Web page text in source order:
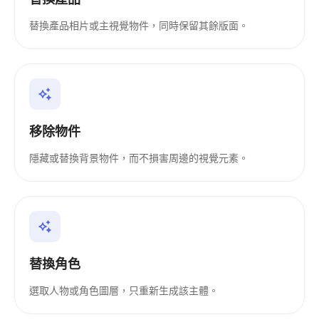
替換產品相片或主視覺物件，同時保留其餘版面。
移除物件
隱藏或替換背景物件，而不損害周邊的視覺元素。
替換角色
選取人物或角色圖層，只重新生成該主體。